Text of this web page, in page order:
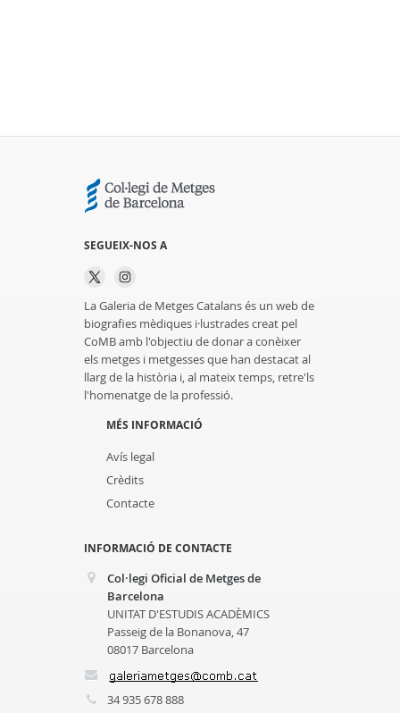
SEGUEIX-NOS A
La Galeria de Metges Catalans és un web de
biografies mèdiques i·lustrades creat pel
CoMB amb l'objectiu de donar a conèixer
els metges i metgesses que han destacat al
llarg de la història i, al mateix temps, retre'ls
l'homenatge de la professió.
MÉS INFORMACIÓ
Avís legal
Crèdits
Contacte
INFORMACIÓ DE CONTACTE
Col·legi Oficial de Metges de
Barcelona
UNITAT D'ESTUDIS ACADÈMICS
Passeig de la Bonanova, 47
08017 Barcelona
34 935 678 888